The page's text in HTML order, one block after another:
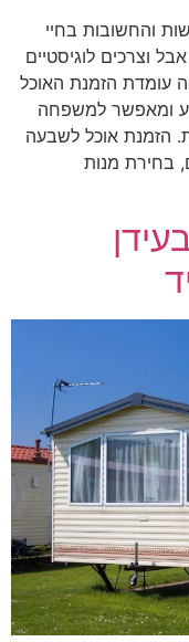
והחשובות בחיי
וצרכים לוגיסטיים
עומדת הזמנת האוכל
ומאפשר למשפחה
הזמנת אוכל לשבעה
בחירת מנות